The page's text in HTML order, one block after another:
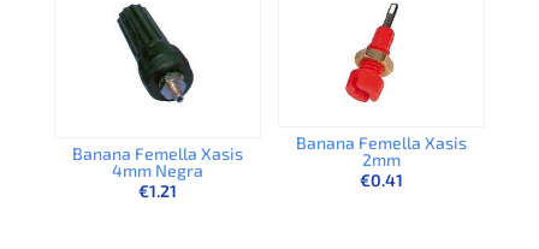
Banana Femella Xasis
4mm Negra
€1.21
Banana Femella Xasis
2mm
€0.41